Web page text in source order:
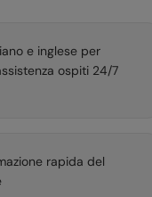
e inglese per
ospiti 24/7
rapida del